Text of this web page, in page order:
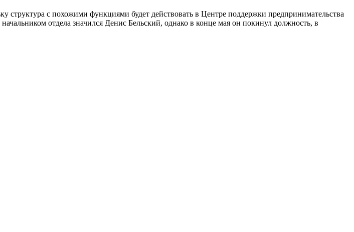
структура с похожими функциями будет действовать в Центре поддержки предпринимательства
отдела значился Денис Бельский, однако в конце мая он покинул должность, в